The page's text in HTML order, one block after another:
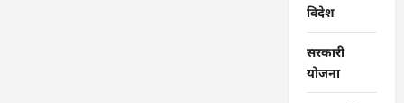
विदेश
सरकारी
योजना